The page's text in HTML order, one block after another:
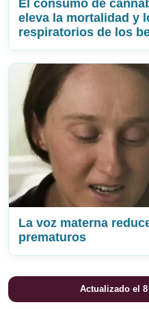
El consumo de
eleva la mortalidad y
respiratorios de los
La voz materna
prematuros
Actualizado el